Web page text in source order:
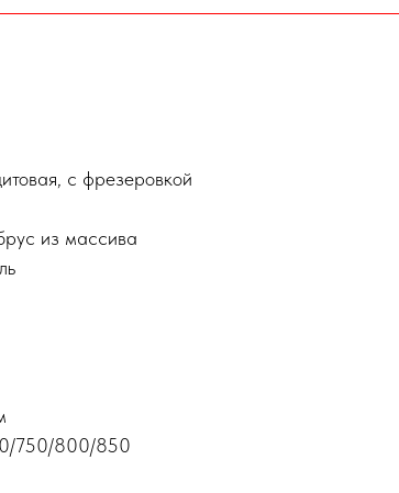
с фрезеровкой
из массива
750/800/850